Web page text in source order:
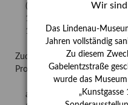
(nicht öffentlich)
16:00 Uhr: Vortrag Prof.
18:30 Uhr: Abendessen
Zudem wird es am Sonntag,
Programmpunkt geben:
ab 10:00 Uhr: Besuch des
Wir sind
Das Lindenau-
Jahren vollständig
Zu diesem
Gabelentzstraße
wurde das